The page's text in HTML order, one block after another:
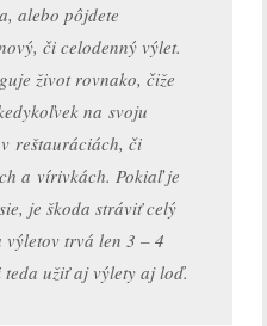
alebo pôjdete
či celodenný výlet.
život rovnako, čiže
na svoju
reštauráciách, či
a vírivkách. Pokiaľ je
je škoda stráviť celý
výletov trvá len 3 – 4
užiť aj výlety aj loď.